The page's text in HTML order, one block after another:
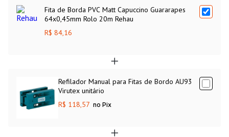
Fita de Borda PVC Matt Capuccino Guararapes
64x0,45mm Rolo 20m Rehau
R$ 84,16
Refilador Manual para Fitas de Bordo AU93
Virutex unitário
R$ 118,57 no Pix